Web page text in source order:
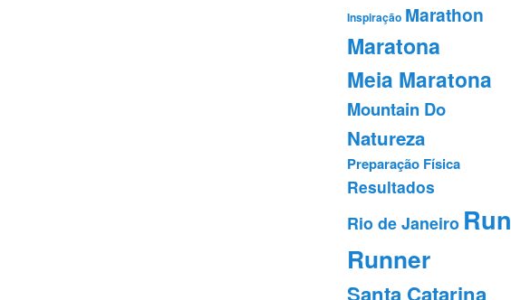
Inspiração Marathon
Maratona
Meia Maratona
Mountain Do
Natureza
Preparação Fí­sica
Resultados
Rio de Janeiro Run
Runner
Santa Catarina